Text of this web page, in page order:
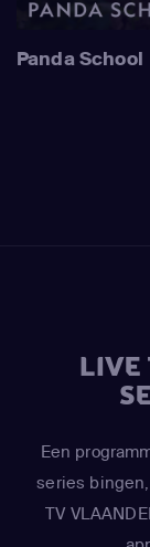
Panda School
LIVE
Een
series
TV